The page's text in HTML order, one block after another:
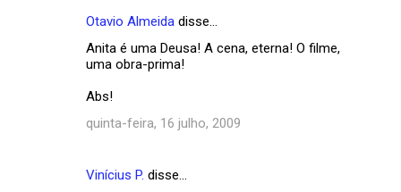
Otavio Almeida disse…
Anita é uma Deusa! A cena, eterna! O filme,
uma obra-prima!
Abs!
quinta-feira, 16 julho, 2009
Vinícius P. disse…